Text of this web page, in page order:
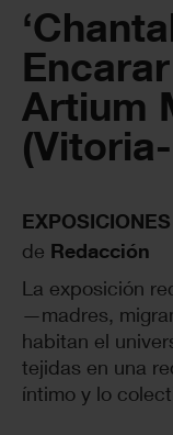
Artium
EXPOSICIONES
de Redacción
La exposición
—madres,
habitan el
tejidas en una
íntimo y lo